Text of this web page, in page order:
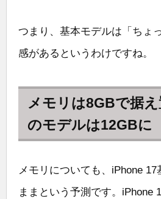
つまり、基本モデルは「ちょ
感があるというわけですね。
メモリは8GBで据
のモデルは12GBに
メモリについても、iPhone
ままという予測です。iPhone